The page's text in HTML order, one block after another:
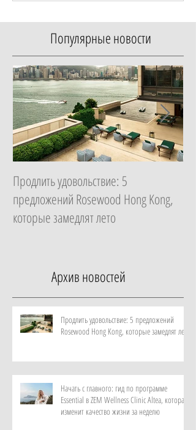
Популярные новости
Продлить удовольствие: 5
предложений Rosewood Hong Kong,
которые замедлят лето
Архив новостей
Продлить удовольствие: 5 предложений
Rosewood Hong Kong, которые замедлят лето
Начать с главного: гид по программе
Essential в ZEM Wellness Clinic Altea, которая
изменит качество жизни за неделю